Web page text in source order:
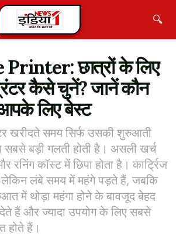
🔍
छात्रों के लिए
कैसे चुनें? जानें कौन
लिए बेस्ट
खरीदते समय सिर्फ उसकी शुरुआती
सबसे बड़ी गलती होती है। असली खर्च
कॉस्ट में छिपा होता है। कार्ट्रिज
लेकिन लंबे समय में महंगे पड़ते हैं, जबकि
में थोड़ा महंगा होने के बावजूद बेहद
हैं और ज्यादा उपयोग के लिए सबसे
होते हैं।